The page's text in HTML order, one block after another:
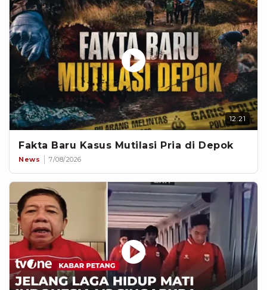
12:21
Fakta Baru Kasus Mutilasi Pria di Depok
News 7/08/2026